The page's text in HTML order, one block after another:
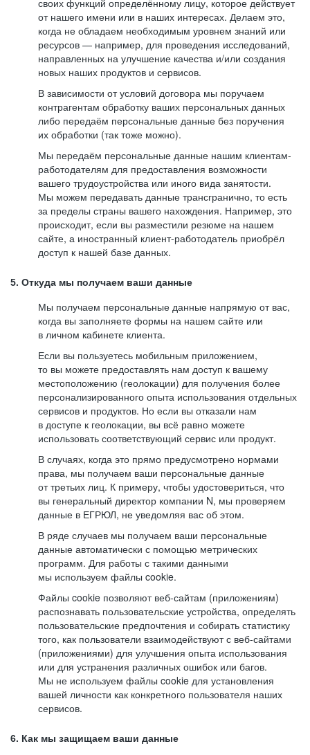
своих функций определённому лицу, которое действует
от нашего имени или в наших интересах. Делаем это,
когда не обладаем необходимым уровнем знаний или
ресурсов — например, для проведения исследований,
направленных на улучшение качества и/или создания
новых наших продуктов и сервисов.
В зависимости от условий договора мы поручаем
контрагентам обработку ваших персональных данных
либо передаём персональные данные без поручения
их обработки (так тоже можно).
Мы передаём персональные данные нашим клиентам-
работодателям для предоставления возможности
вашего трудоустройства или иного вида занятости.
Мы можем передавать данные трансгранично, то есть
за пределы страны вашего нахождения. Например, это
происходит, если вы разместили резюме на нашем
сайте, а иностранный клиент-работодатель приобрёл
доступ к нашей базе данных.
5. Откуда мы получаем ваши данные
Мы получаем персональные данные напрямую от вас,
когда вы заполняете формы на нашем сайте или
в личном кабинете клиента.
Если вы пользуетесь мобильным приложением,
то вы можете предоставлять нам доступ к вашему
местоположению (геолокации) для получения более
персонализированного опыта использования отдельных
сервисов и продуктов. Но если вы отказали нам
в доступе к геолокации, вы всё равно можете
использовать соответствующий сервис или продукт.
В случаях, когда это прямо предусмотрено нормами
права, мы получаем ваши персональные данные
от третьих лиц. К примеру, чтобы удостовериться, что
вы генеральный директор компании N, мы проверяем
данные в ЕГРЮЛ, не уведомляя вас об этом.
В ряде случаев мы получаем ваши персональные
данные автоматически с помощью метрических
программ. Для работы с такими данными
мы используем файлы cookie.
Файлы cookie позволяют веб-сайтам (приложениям)
распознавать пользовательские устройства, определять
пользовательские предпочтения и собирать статистику
того, как пользователи взаимодействуют с веб-сайтами
(приложениями) для улучшения опыта использования
или для устранения различных ошибок или багов.
Мы не используем файлы cookie для установления
вашей личности как конкретного пользователя наших
сервисов.
6. Как мы защищаем ваши данные